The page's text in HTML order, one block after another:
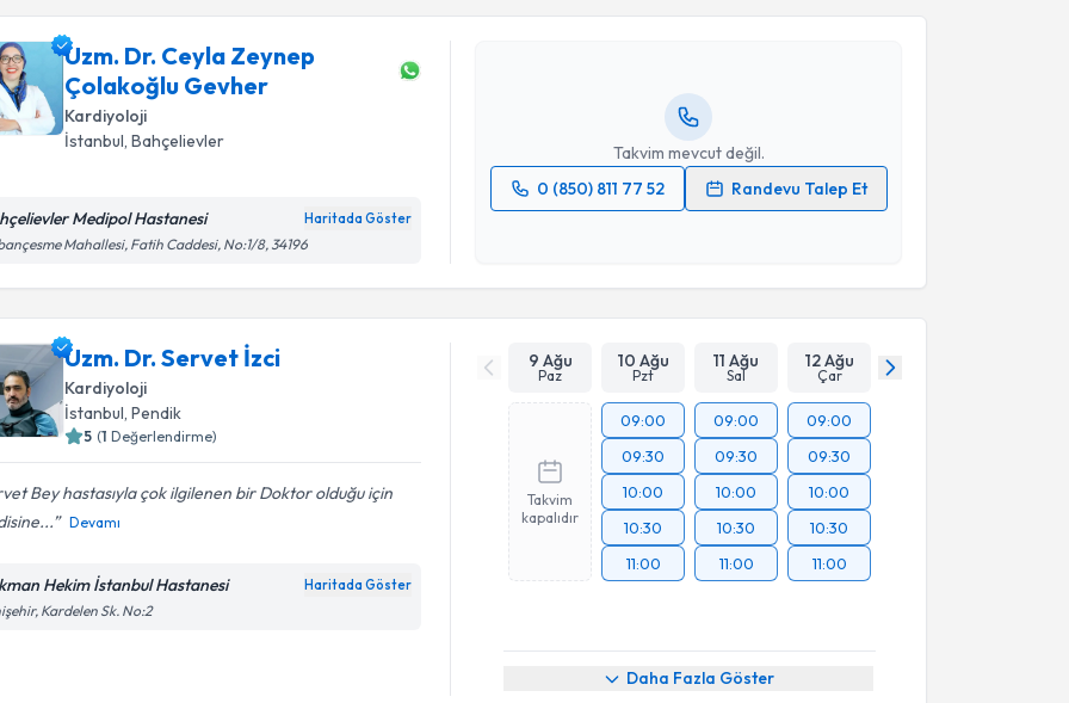
Uzm. Dr. Ceyla Zeynep
Çolakoğlu Gevher
Kardiyoloji
İstanbul,Bahçelievler
Medipol Hastanesi Haritada Göster
Mahallesi, Fatih Caddesi, No:1/8, 34196
Takvim mevcut değil.
0 (850) 811 77 52
Randevu Talep Et
Uzm. Dr. Ceyla Zeynep Çolakoğlu Gevheriçin randevu
takvimi talebi oluşturun. Size bu uzmandan randevu almanız için
Uzm. Dr. Servet İzci
Kardiyoloji
İstanbul,Pendik
5 (1 Değerlendirme)
Bey hastasıyla çok ilgilenen bir Doktor olduğu için
Devamı
Hekim İstanbul Hastanesi Haritada Göster
Kardelen Sk. No:2
9 Ağu
Paz
10 Ağu
Pzt
11 Ağu
Sal
12 Ağu
Çar
Takvim
kapalıdır
09:00
09:30
10:00
10:30
11:00
09:00
09:30
10:00
10:30
11:00
09:00
09:30
10:00
10:30
11:00
Daha Fazla Göster